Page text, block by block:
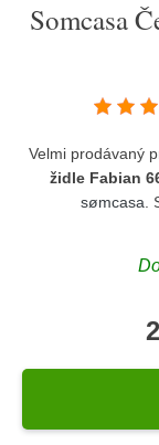
Somcasa
Velmi prodávaný
židle Fabian
sømcasa